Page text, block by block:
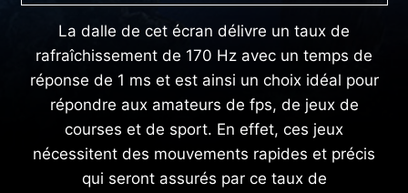
La dalle de cet écran délivre un taux de
rafraîchissement de 170 Hz avec un temps de
réponse de 1 ms et est ainsi un choix idéal pour
répondre aux amateurs de fps, de jeux de
courses et de sport. En effet, ces jeux
nécessitent des mouvements rapides et précis
qui seront assurés par ce taux de